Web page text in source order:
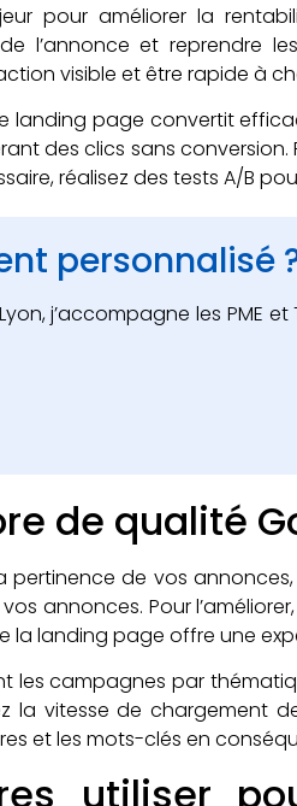
pour améliorer la
l’annonce et reprendre
visible et être rapide à
landing page convertit
des clics sans conversion.
réalisez des tests A/B
personnalisé
j’accompagne les PME et
de qualité
de vos
annonces. Pour
landing page offre une
les campagnes par
la vitesse de chargement
et les mots-clés en
utiliser